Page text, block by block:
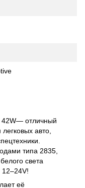
отличный
авто,
типа 2835,
света
её